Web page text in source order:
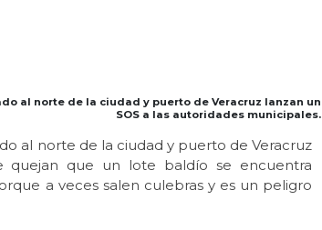
al norte de la ciudad y puerto de Veracruz lanzan un
SOS a las autoridades municipales.
al norte de la ciudad y puerto de Veracruz
quejan que un lote baldío se encuentra
a veces salen culebras y es un peligro